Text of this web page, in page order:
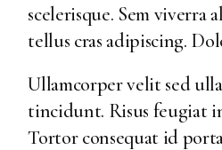
scelerisque. Sem viverra
tellus cras adipiscing.
Ullamcorper velit sed
tincidunt. Risus feugiat
Tortor consequat id